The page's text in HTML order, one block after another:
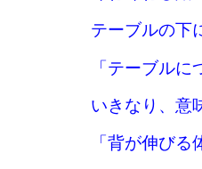
テーブルの下
「テーブル
いきなり、意
「背が伸びる